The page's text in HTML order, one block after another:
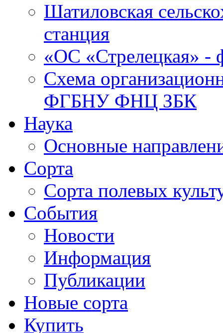
Шатиловская
станция
«ОС «Стрелецкая»
Схема
ФГБНУ ФНЦ ЗБК
Наука
Основные
Сорта
Сорта полевых
События
Новости
Информация
Публикации
Новые сорта
Купить